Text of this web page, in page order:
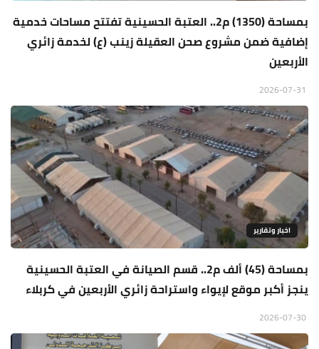
بمساحة (1350) م2.. العتبة الحسينية تفتتح مساحات خدمية
إضافية ضمن مشروع صحن العقيلة زينب (ع) لخدمة زائري
الأربعين
اخبار وتقارير
بمساحة (45) ألف م2.. قسم الصيانة في العتبة الحسينية
ينجز أكبر موقع لإيواء واستراحة زائري الأربعين في كربلاء